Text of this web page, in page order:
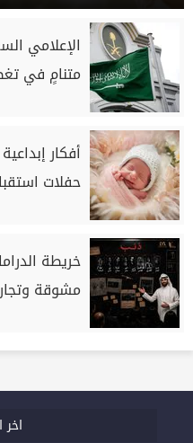
الإعلامي
متنامٍ في
أفكار
حفلات
خريطة
مشوقة
اخر